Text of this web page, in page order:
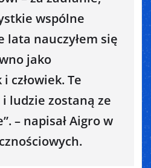
wspólne
lata nauczyłem się
jako
człowiek. Te
ludzie zostaną ze
– napisał Aigro w